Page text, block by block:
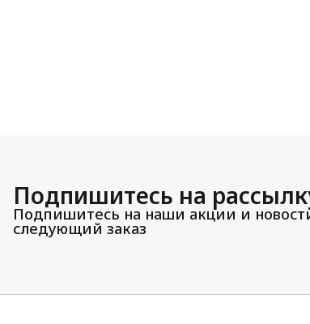
Подпишитесь на
Подпишитесь на наши акции и
следующий заказ